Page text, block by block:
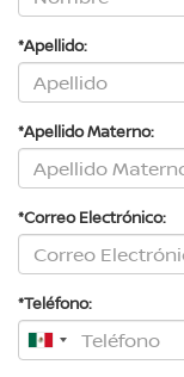
*Apellido:
*Apellido Materno:
*Correo Electrónico:
*Teléfono: